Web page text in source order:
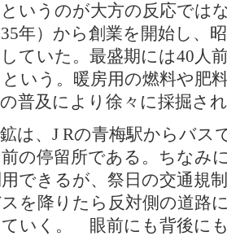
いうのが大方の反応では
年）から創業を開始し、
ていた。最盛期には40人
いう。暖房用の燃料や肥
普及により徐々に採掘さ
は、J Rの青梅駅からバス
の停留所である。ちなみ
できるが、祭日の交通規
を降りたら反対側の道路
いく。 眼前にも背後に